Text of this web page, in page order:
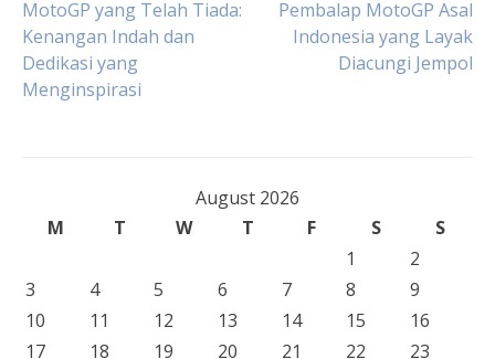
navigation
MotoGP yang Telah Tiada:
Kenangan Indah dan
Dedikasi yang
Menginspirasi
Pembalap MotoGP Asal
Indonesia yang Layak
Diacungi Jempol
August 2026
M
T W T F S
S
1
2
3
4 5 6 7 8
9
10
11 12 13 14 15
16
17
18 19 20 21 22
23